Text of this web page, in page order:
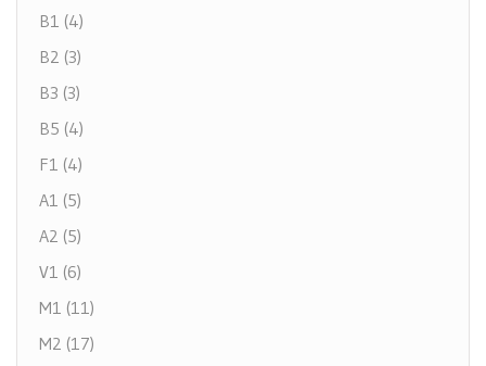
B1 (4)
B2 (3)
B3 (3)
B5 (4)
F1 (4)
A1 (5)
A2 (5)
V1 (6)
M1 (11)
M2 (17)